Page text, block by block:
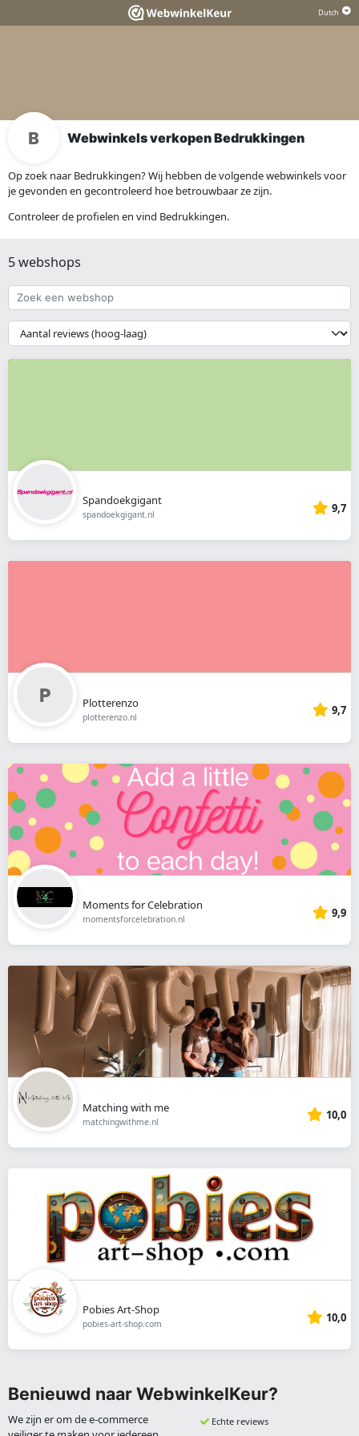
Webwinkels verkopen Bedrukkingen
Op zoek naar Bedrukkingen? Wij hebben de volgende webwinkels voor
je gevonden en gecontroleerd hoe betrouwbaar ze zijn.
Controleer de profielen en vind Bedrukkingen.
5 webshops
Zoek
een
webshop
{{
__('Sort')
}}
Spandoekgigant
spandoekgigant.nl 9,7
Plotterenzo
plotterenzo.nl 9,7
Moments for Celebration
momentsforcelebration.nl 9,9
Matching with me
matchingwithme.nl 10,0
Pobies Art-Shop
pobies-art-shop.com 10,0
Benieuwd naar WebwinkelKeur?
We zijn er om de e-commerce
Echte reviews